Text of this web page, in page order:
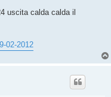
uscita calda calda il
02-2012